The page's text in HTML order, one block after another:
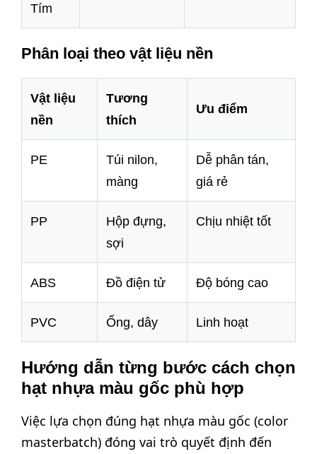
Tím
Phân loại theo vật liệu nền
Vật liệu
nền
Tương
thích
Ưu điểm
PE
Túi nilon,
màng
Dễ phân tán,
giá rẻ
PP
Hộp đựng,
sợi
Chịu nhiệt tốt
ABS Đồ điện tử Độ bóng cao
PVC Ống, dây Linh hoạt
Hướng dẫn từng bước cách chọn
hạt nhựa màu gốc phù hợp
Việc lựa chọn đúng hạt nhựa màu gốc (color
masterbatch) đóng vai trò quyết định đến